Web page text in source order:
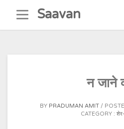
content
Saavan
न जाने
BY PRADUMAN AMIT
CATEGORY :